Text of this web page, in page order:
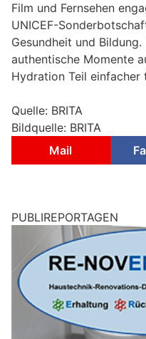
Film und Fernsehen
UNICEF-
Gesundheit und
authentische Momente
Hydration Teil einfacher
Quelle: BRITA
Bildquelle: BRITA
Mail
PUBLIREPORTAGEN